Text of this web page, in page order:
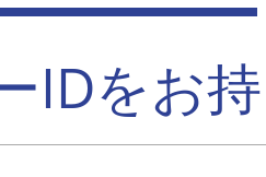
IDをお